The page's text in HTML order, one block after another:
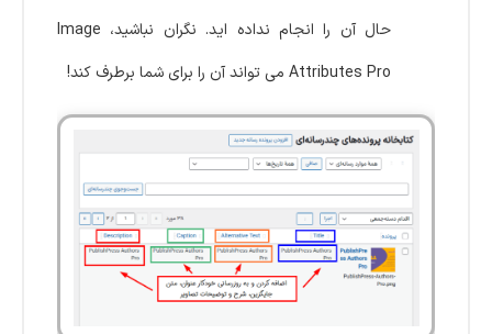
حال آن را انجام نداده اید. نگران نباشید، Image
Attributes Pro می تواند آن را برای شما برطرف کند!